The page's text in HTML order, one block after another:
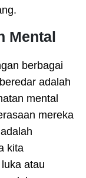
Mental
berbagai
adalah
mental
mereka
kita
atau